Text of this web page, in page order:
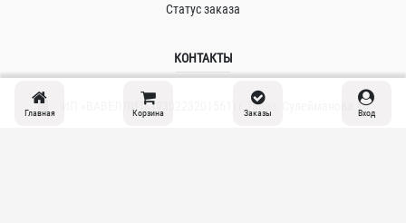
Статус заказа
КОНТАКТЫ
ИП «ВAВЕЛЛИT» (930223201561) г.Тараз, Сулейманова 16
Главная Корзина Заказы Вход